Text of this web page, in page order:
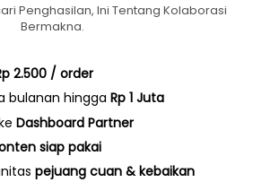
Penghasilan, Ini Tentang Kolaborasi
Bermakna.
2.500 / order
bulanan hingga Rp 1 Juta
Dashboard Partner
siap pakai
pejuang cuan & kebaikan